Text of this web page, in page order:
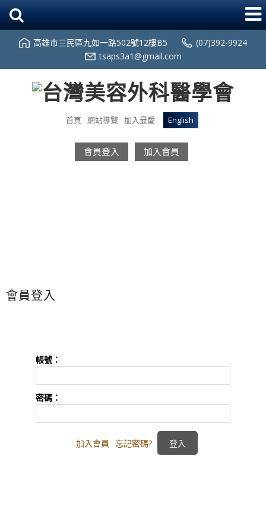
高雄市三民區九如一路502號12樓B5
(07)392-9924
tsaps3a1@gmail.com
首頁 網站導覽 加入最愛 English
會員登入 加入會員
會員登入
帳號：
密碼：
加入會員 忘記密碼?